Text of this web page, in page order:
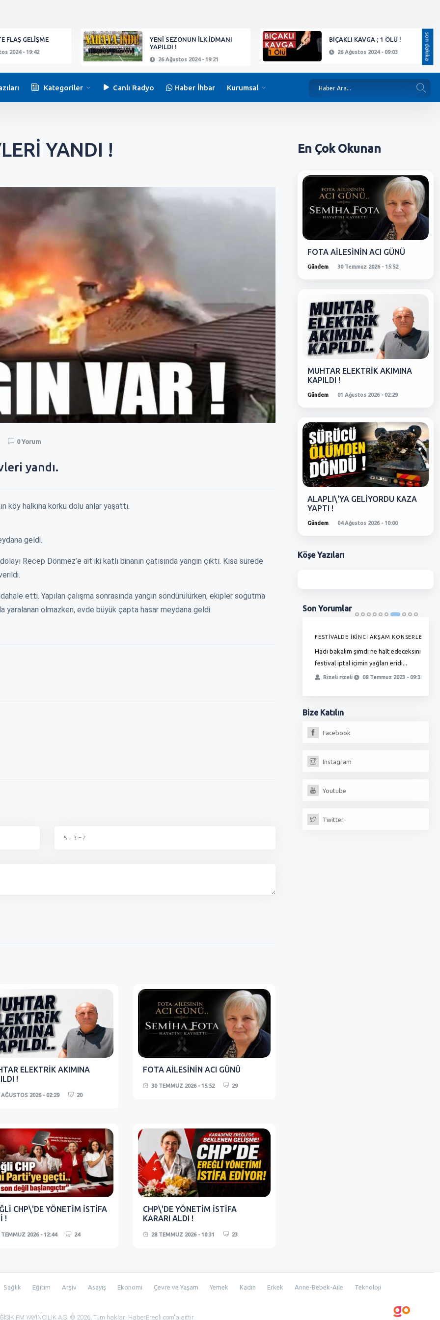
FLAŞ GELİŞME
2024 - 19:42
YENİ SEZONUN İLK İDMANI
YAPILDI !
26 Ağustos 2024 - 19:21
BIÇAKLI KAVGA ; 1 ÖLÜ !
26 Ağustos 2024 - 09:03 son dakika
Kategoriler Canlı Radyo Haber İhbar Kurumsal
YANDI !
0 Yorum
yandı.
köy halkına korku dolu anlar yaşattı.
geldi.
Recep Dönmez’e ait iki katlı binanın çatısında yangın çıktı. Kısa sürede
etti. Yapılan çalışma sonrasında yangın söndürülürken, ekipler soğutma
yaralanan olmazken, evde büyük çapta hasar meydana geldi.
ELEKTRİK AKIMINA
!
AĞUSTOS 2026 - 02:29 20
FOTA AİLESİNİN ACI GÜNÜ
30 TEMMUZ 2026 - 15:52 29
CHP\'DE YÖNETİM İSTİFA
!
TEMMUZ 2026 - 12:44 24
CHP\'DE YÖNETİM İSTİFA
KARARI ALDI !
28 TEMMUZ 2026 - 10:31 23
En ÇokOkunan
FOTA AİLESİNİN ACI GÜNÜ
Gündem 30 Temmuz 2026 - 15:52
MUHTAR ELEKTRİK AKIMINA
KAPILDI !
Gündem 01 Ağustos 2026 - 02:29
ALAPLI\'YA GELİYORDU KAZA
YAPTI !
Gündem 04 Ağustos 2026 - 10:00
KöşeYazıları
Son Yorumlar
FESTİVALDE İKİNCİ AKŞAM KONSERLERİ
Hadi bakalım şimdi ne halt edeceksiniz
festival iptal içimin yağları eridi...
Rizeli rizeli 08 Temmuz 2023 - 09:38
Bize Katılın
Facebook
Instagram
Youtube
Twitter
Sağlık Eğitim Arşiv Asayiş Ekonomi Çevre ve Yaşam Yemek Kadın Erkek Anne-Bebek-Aile Teknoloji
FM YAYINCILIK A.Ş. © 2026, Tüm hakları HaberEregli.com'a aittir.